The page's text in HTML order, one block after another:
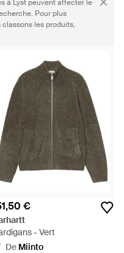
à Lyst peuvent affecter le
Pour plus
les produits,
€
- Vert
De Miinto